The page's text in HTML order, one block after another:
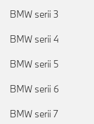
BMW serii 3
BMW serii 4
BMW serii 5
BMW serii 6
BMW serii 7